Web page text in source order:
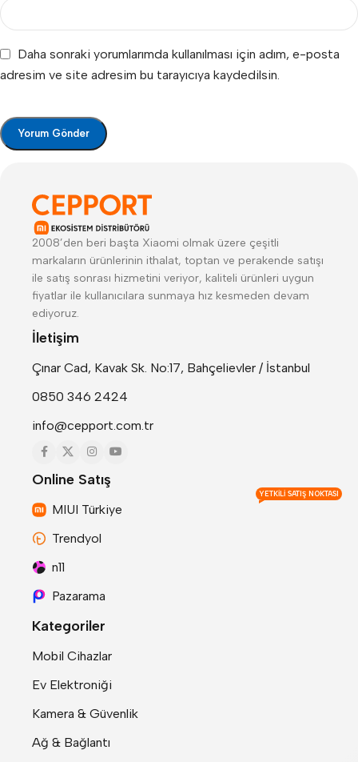
Daha sonraki yorumlarımda kullanılması için adım, e-posta
adresim ve site adresim bu tarayıcıya kaydedilsin.
2008’den beri başta Xiaomi olmak üzere çeşitli
markaların ürünlerinin ithalat, toptan ve perakende satışı
ile satış sonrası hizmetini veriyor, kaliteli ürünleri uygun
fiyatlar ile kullanıcılara sunmaya hız kesmeden devam
ediyoruz.
İletişim
Çınar Cad, Kavak Sk. No:17, Bahçelievler / İstanbul
0850 346 2424
info@cepport.com.tr
Online Satış
MIUI Türkiye
YETKILI SATIŞ NOKTASI
Trendyol
n11
Pazarama
Kategoriler
Mobil Cihazlar
Ev Elektroniği
Kamera & Güvenlik
Ağ & Bağlantı